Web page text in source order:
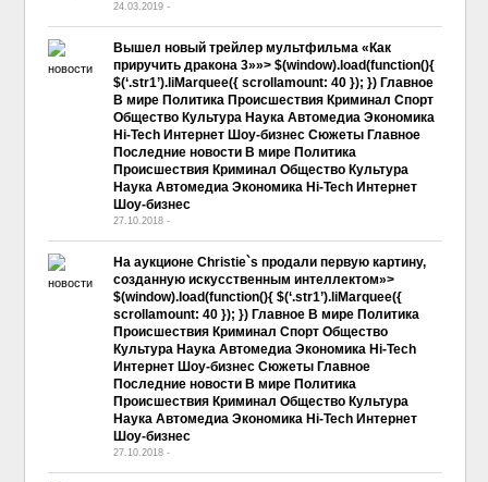
24.03.2019 -
Вышел новый трейлер мультфильма «Как
приручить дракона 3»»> $(window).load(function(){
$(‘.str1’).liMarquee({ scrollamount: 40 }); }) Главное
В мире Политика Происшествия Криминал Спорт
Общество Культура Наука Автомедиа Экономика
Hi-Tech Интернет Шоу-бизнес Сюжеты Главное
Последние новости В мире Политика
Происшествия Криминал Общество Культура
Наука Автомедиа Экономика Hi-Tech Интернет
Шоу-бизнес
27.10.2018 -
На аукционе Christie`s продали первую картину,
созданную искусственным интеллектом»>
$(window).load(function(){ $(‘.str1’).liMarquee({
scrollamount: 40 }); }) Главное В мире Политика
Происшествия Криминал Спорт Общество
Культура Наука Автомедиа Экономика Hi-Tech
Интернет Шоу-бизнес Сюжеты Главное
Последние новости В мире Политика
Происшествия Криминал Общество Культура
Наука Автомедиа Экономика Hi-Tech Интернет
Шоу-бизнес
27.10.2018 -